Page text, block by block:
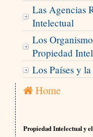
Las Agencias
Intelectual
Los
Propiedad
Los Países y
Home
Propiedad Intelectual y